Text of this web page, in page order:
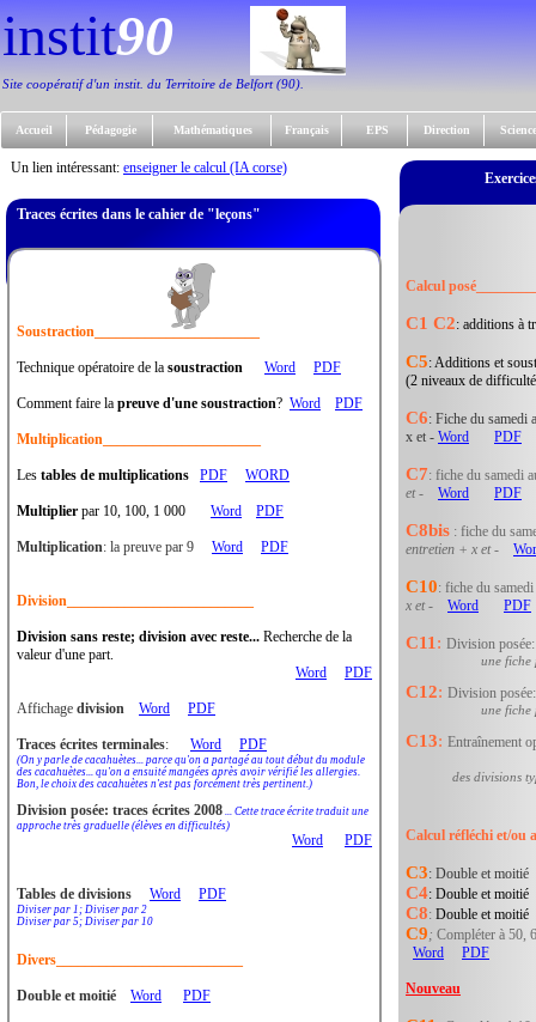
Soustraction_______________________
Technique opératoire de la soustraction Word PDF
Comment faire la preuve d'une soustraction? Word PDF
Multiplication______________________
Les tables de multiplications PDF WORD
Multiplier par 10, 100, 1 000 Word PDF
Multiplication: la preuve par 9 Word PDF
Division__________________________
Division sans reste; division avec reste... Recherche de la
valeur d'une part.
Word
PDF
Affichage division Word PDF
Traces écrites terminales: Word PDF
(On y parle de cacahuètes... parce qu'on a partagé au tout début du module
des cacahuètes... qu'on a ensuité mangées après avoir vérifié les allergies.
Bon, le choix des cacahuètes n'est pas forcément très pertinent.)
Division posée: traces écrites 2008 ... Cette trace écrite traduit une
approche très graduelle (élèves en difficultés)
Word PDF
Tables de divisions Word PDF
Diviser par 1; Diviser par 2
Diviser par 5; Diviser par 10
Divers__________________________
Double et moitié Word PDF
Traces écrites dans le cahier de "leçons"
Un lien intéressant: enseigner le calcul (IA corse)
Calcul
C1 C2: additions à
C5: Additions et
(2 niveaux
C6: Fiche du samedi
x et - Word PDF
C7: fiche du samedi
et - Word PDF
C8bis : fiche du
entretien + x et -
C10: fiche du
x et - Word PDF
C11 : Division
une fiche
C12: Division
une fiche
C13: Entraînement
des divisions
Calcul réfléchi et/ou
C3: Double et
C4: Double et
C8: Double et
C9; Compléter à 50,
Word
PDF
Nouveau
Site coopératif d'un instit. du Territoire de Belfort (90).
instit90
Accueil Pédagogie Mathématiques Français EPS Direction